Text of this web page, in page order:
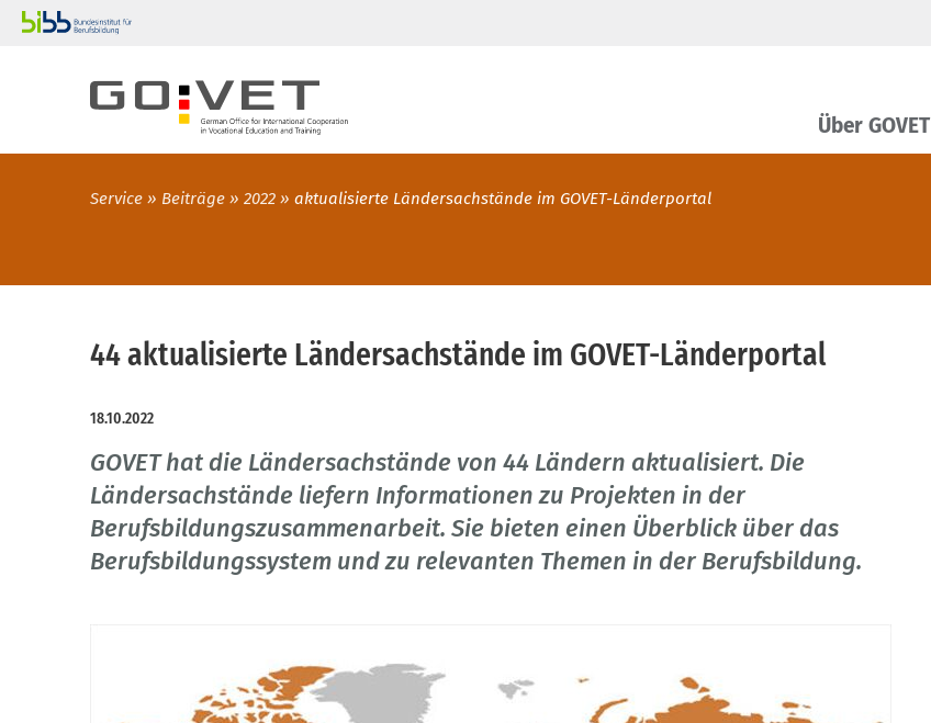
Über GOVET
Service Beiträge 2022 aktualisierte Ländersachstände im GOVET-Länderportal
44 aktualisierte Ländersachstände im GOVET-Länderportal
18.10.2022
GOVET hat die Ländersachstände von 44 Ländern aktualisiert. Die
Ländersachstände liefern Informationen zu Projekten in der
Berufsbildungszusammenarbeit. Sie bieten einen Überblick über das
Berufsbildungssystem und zu relevanten Themen in der Berufsbildung.